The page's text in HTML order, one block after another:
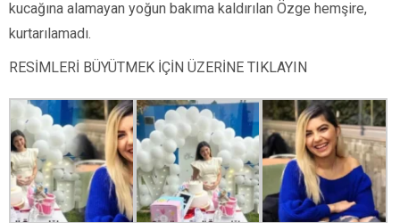
kucağına alamayan yoğun bakıma kaldırılan Özge hemşire,
kurtarılamadı.
RESİMLERİ BÜYÜTMEK İÇİN ÜZERİNE TIKLAYIN